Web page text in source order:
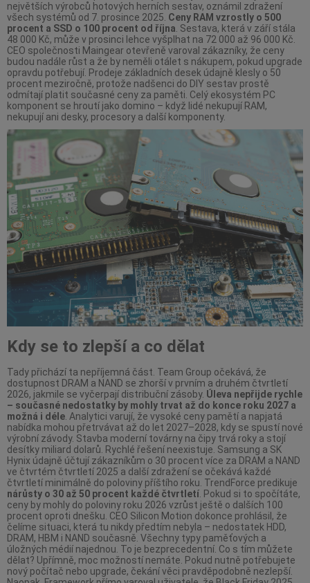
největších výrobců hotových herních sestav, oznámil zdražení
všech systémů od 7. prosince 2025. Ceny RAM vzrostly o 500
procent a SSD o 100 procent od října . Sestava, která v září stála
48 000 Kč, může v prosinci lehce vyšplhat na 72 000 až 96 000 Kč.
CEO společnosti Maingear otevřeně varoval zákazníky, že ceny
budou nadále růst a že by neměli otálet s nákupem, pokud upgrade
opravdu potřebují. Prodeje základních desek údajně klesly o 50
procent meziročně, protože nadšenci do DIY sestav prostě
odmítají platit současné ceny za paměti. Celý ekosystém PC
komponent se hroutí jako domino – když lidé nekupují RAM,
nekupují ani desky, procesory a další komponenty.
Kdy se to zlepší a co dělat
Tady přichází ta nepříjemná část. Team Group očekává, že
dostupnost DRAM a NAND se zhorší v prvním a druhém čtvrtletí
2026, jakmile se vyčerpají distribuční zásoby. Úleva nepřijde rychle
– současné nedostatky by mohly trvat až do konce roku 2027 a
možná i déle . Analytici varují, že vysoké ceny pamětí a napjatá
nabídka mohou přetrvávat až do let 2027–2028, kdy se spustí nové
výrobní závody. Stavba moderní továrny na čipy trvá roky a stojí
desítky miliard dolarů. Rychlé řešení neexistuje. Samsung a SK
Hynix údajně účtují zákazníkům o 30 procent více za DRAM a NAND
ve čtvrtém čtvrtletí 2025 a další zdražení se očekává každé
čtvrtletí minimálně do poloviny příštího roku. TrendForce predikuje
nárůsty o 30 až 50 procent každé čtvrtletí . Pokud si to spočítáte,
ceny by mohly do poloviny roku 2026 vzrůst ještě o dalších 100
procent oproti dnešku. CEO Silicon Motion dokonce prohlásil, že
čelíme situaci, která tu nikdy předtím nebyla – nedostatek HDD,
DRAM, HBM i NAND současně. Všechny typy paměťových a
úložných médií najednou. To je bezprecedentní. Co s tím můžete
dělat? Upřímně, moc možností nemáte. Pokud nutně potřebujete
nový počítač nebo upgrade, čekání věci pravděpodobně nezlepší.